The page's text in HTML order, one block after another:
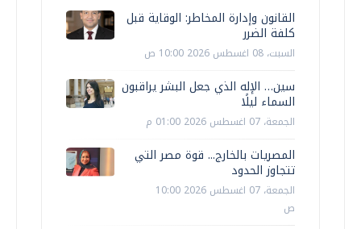
القانون وإدارة المخاطر: الوقاية قبل
كلفة الضرر
السبت، 08 اغسطس 2026 10:00 ص
سين… الإله الذي جعل البشر يراقبون
السماء ليلًا
الجمعة، 07 اغسطس 2026 01:00 م
المصريات بالخارج... قوة مصر التي
تتجاوز الحدود
الجمعة، 07 اغسطس 2026 10:00
ص